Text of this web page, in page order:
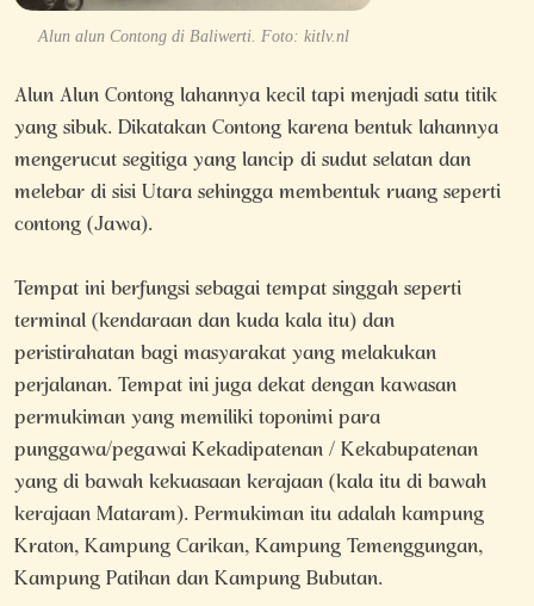
Alun alun Contong di Baliwerti. Foto: kitlv.nl
Alun Alun Contong lahannya kecil tapi menjadi satu titik
yang sibuk. Dikatakan Contong karena bentuk lahannya
mengerucut segitiga yang lancip di sudut selatan dan
melebar di sisi Utara sehingga membentuk ruang seperti
contong (Jawa).
Tempat ini berfungsi sebagai tempat singgah seperti
terminal (kendaraan dan kuda kala itu) dan
peristirahatan bagi masyarakat yang melakukan
perjalanan. Tempat ini juga dekat dengan kawasan
permukiman yang memiliki toponimi para
punggawa/pegawai Kekadipatenan / Kekabupatenan
yang di bawah kekuasaan kerajaan (kala itu di bawah
kerajaan Mataram). Permukiman itu adalah kampung
Kraton, Kampung Carikan, Kampung Temenggungan,
Kampung Patihan dan Kampung Bubutan.